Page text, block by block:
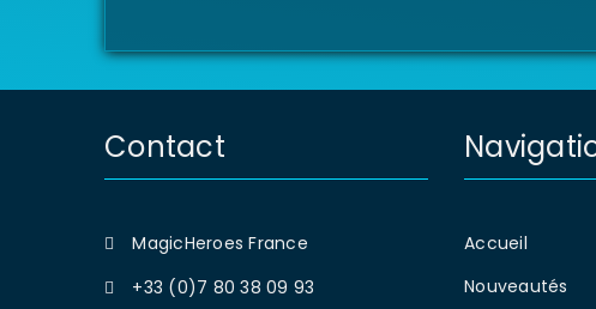
Contact
MagicHeroes France
+33 (0)7 80 38 09 93
Accueil
Nouveautés